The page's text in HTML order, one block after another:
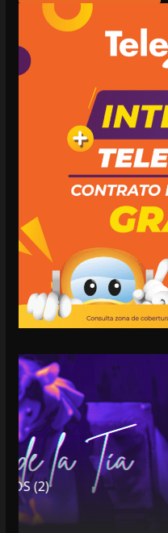
NACIONALES OPINIÓN
“NO VIVIMOS
LIBERTAD DE
DEMOCRACIA EN
DESPIDIÓ DE MVS